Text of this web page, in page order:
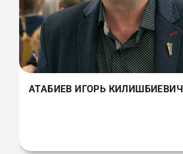
АТАБИЕВ ИГОРЬ КИЛИШБИЕВИЧ